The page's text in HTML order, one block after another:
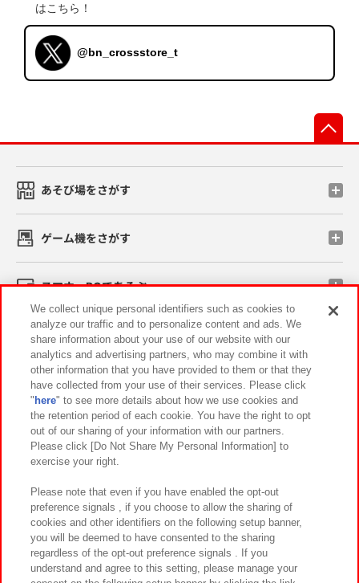
はこちら！
@bn_crossstore_t
あそび場をさがす
ゲーム機をさがす
スマホ・PCであそぶ
イベント・キャンペーン
関連会社 サステナビリティ サイトポリシー
プライバシーポリシー ウェブアクセシビリティ方針と検証結果
お取引先さまとともに
カスタマーハラスメント対応方針 よくあるご質問・お問い合わせ
We collect unique personal identifiers such as cookies to
analyze our traffic and to personalize content and ads. We
share information about your use of our website with our
analytics and advertising partners, who may combine it with
other information that you have provided to them or that they
have collected from your use of their services. Please click
" here" to see more details about how we use cookies and
the retention period of each cookie. You have the right to opt
out of our sharing of your information with our partners.
Please click [Do Not Share My Personal Information] to
exercise your right.
Please note that even if you have enabled the opt-out
preference signals , if you choose to allow the sharing of
cookies and other identifiers on the following setup banner,
you will be deemed to have consented to the sharing
regardless of the opt-out preference signals . If you
understand and agree to this setting, please manage your